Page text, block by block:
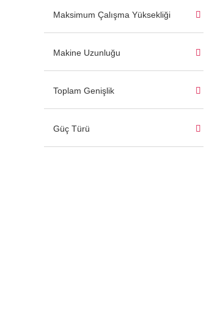
Maksimum Çalışma Yüksekliği
Makine Uzunluğu
Toplam Genişlik
Güç Türü